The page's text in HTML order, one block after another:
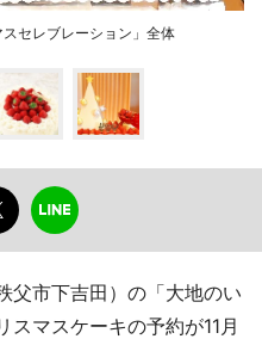
セレブレーション」全体
市下吉田）の「大地のい
スマスケーキの予約が11月